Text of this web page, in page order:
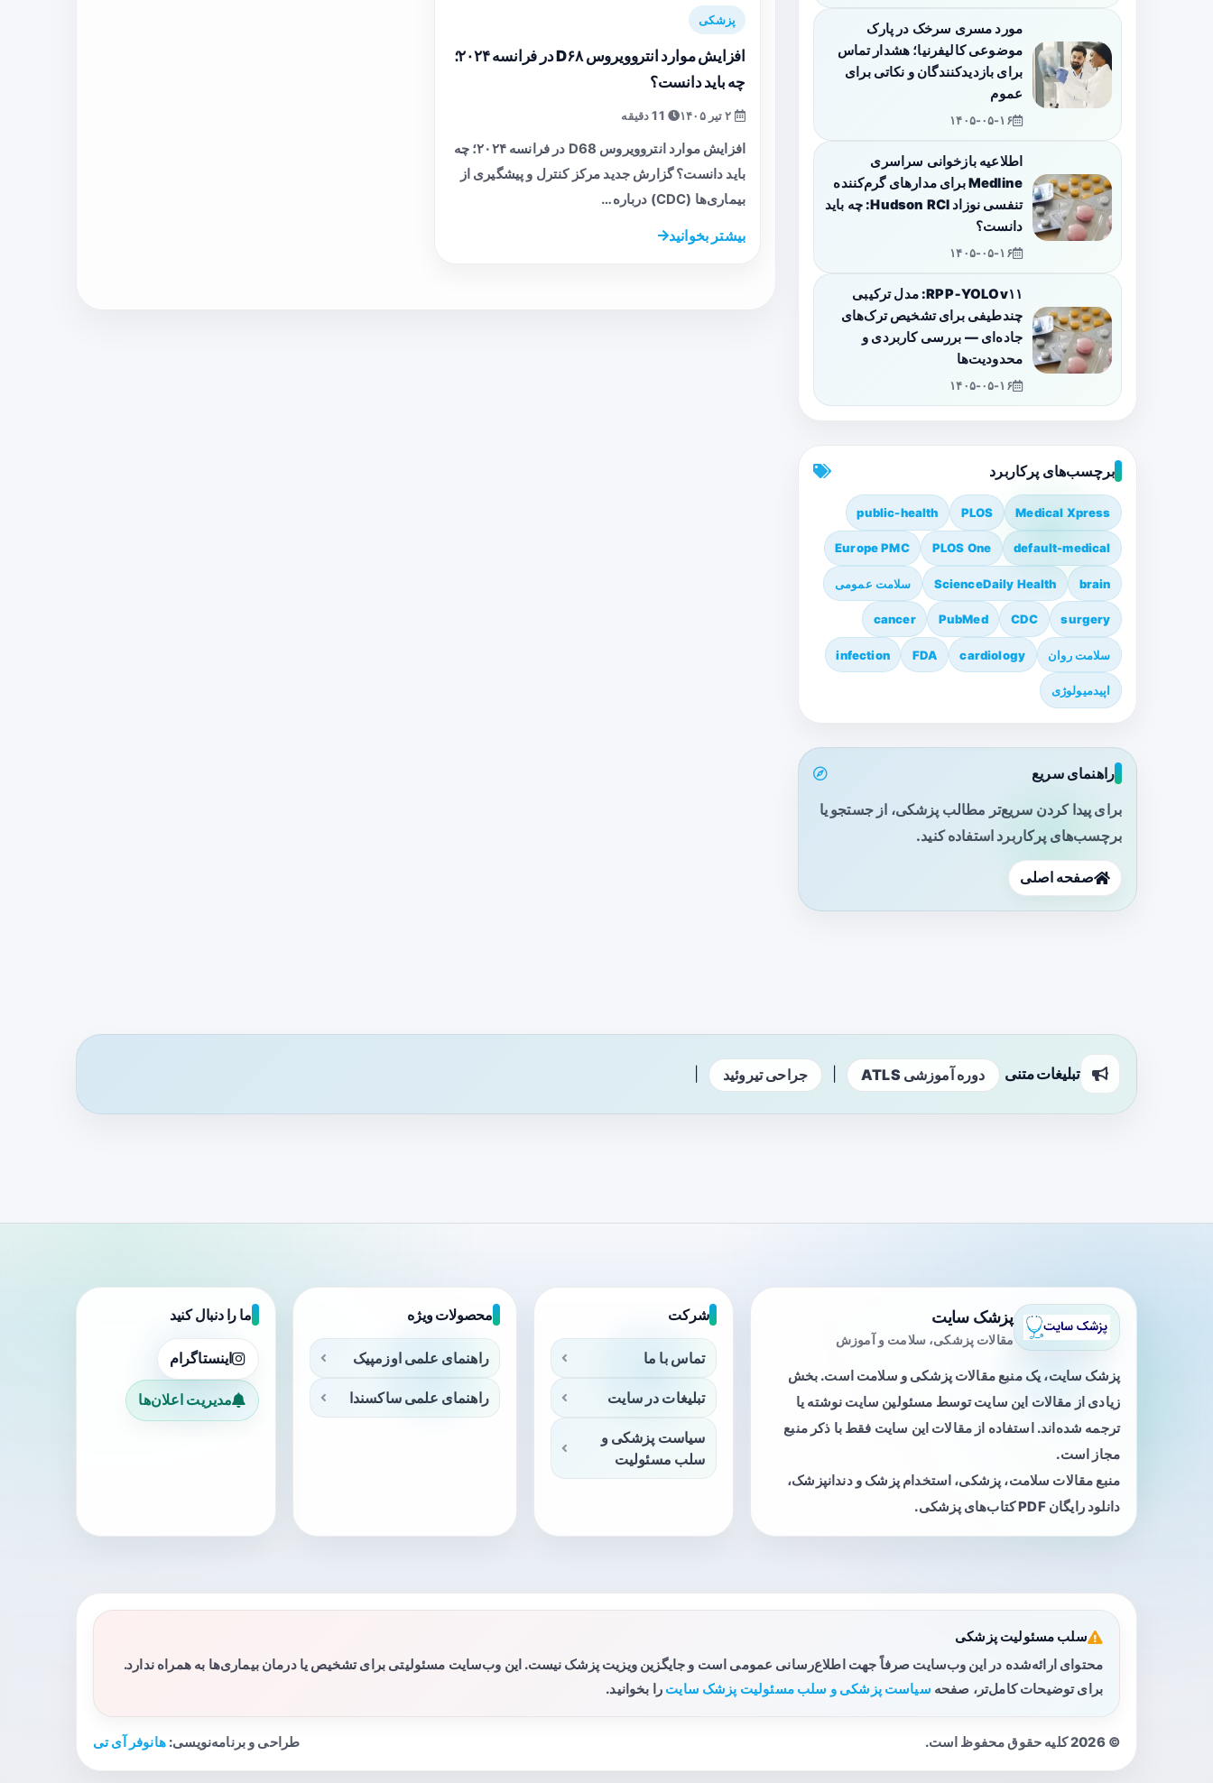
پزشکی
افزایش موارد انتروویروس D۶۸ در فرانسه ۲۰۲۴؛
چه باید دانست؟
افزایش موارد انتروویروس D68 در فرانسه ۲۰۲۴؛ چه
باید دانست؟ گزارش جدید مرکز کنترل و پیشگیری از
بیماری‌ها (CDC) درباره…
بیشتر بخوانید
مورد مسری سرخک در پارک
موضوعی کالیفرنیا؛ هشدار تماس
برای بازدیدکنندگان و نکاتی برای
عموم
۱۴۰۵-۰۵-۱۶
اطلاعیه بازخوانی سراسری
Medline برای مدارهای گرم‌کننده
تنفسی نوزاد Hudson RCI: چه باید
دانست؟
۱۴۰۵-۰۵-۱۶
RPP‑YOLOv۱۱: مدل ترکیبی
چندطیفی برای تشخیص ترک‌های
جاده‌ای — بررسی کاربردی و
محدودیت‌ها
۱۴۰۵-۰۵-۱۶
برچسب‌های پرکاربرد
Medical Xpress
PLOS
public-health
default-medical
PLOS One
Europe PMC
brain
ScienceDaily Health سلامت عمومی
surgery
CDC
PubMed
cancer
سلامت روان cardiology
FDA
infection
اپیدمیولوژی
راهنمای سریع
برای پیدا کردن سریع‌تر مطالب پزشکی، از جستجو یا
برچسب‌های پرکاربرد استفاده کنید.
صفحه اصلی
تبلیغات متنی دوره آموزشی ATLS جراحی تیروئید
پزشک سایت
مقالات پزشکی، سلامت و آموزش
پزشک سایت، یک منبع مقالات پزشکی و سلامت است. بخش
زیادی از مقالات این سایت توسط مسئولین سایت نوشته یا
ترجمه شده‌اند. استفاده از مقالات این سایت فقط با ذکر منبع
مجاز است.
منبع مقالات سلامت، پزشکی، استخدام پزشک و دندانپزشک،
دانلود رایگان PDF کتاب‌های پزشکی.
شرکت
تماس با ما
تبلیغات در سایت
سیاست پزشکی و
سلب مسئولیت
محصولات ویژه
راهنمای علمی اوزمپیک
راهنمای علمی ساکسندا
ما را دنبال کنید
اینستاگرام
مدیریت اعلان‌ها
سلب مسئولیت پزشکی
محتوای ارائه‌شده در این وب‌سایت صرفاً جهت اطلاع‌رسانی عمومی است و جایگزین ویزیت پزشک نیست. این وب‌سایت مسئولیتی برای تشخیص یا درمان بیماری‌ها به همراه ندارد.
برای توضیحات کامل‌تر، صفحه سیاست پزشکی و سلب مسئولیت پزشک سایت را بخوانید.
© 2026 کلیه حقوق محفوظ است. طراحی و برنامه‌نویسی:هانوفر آی تی